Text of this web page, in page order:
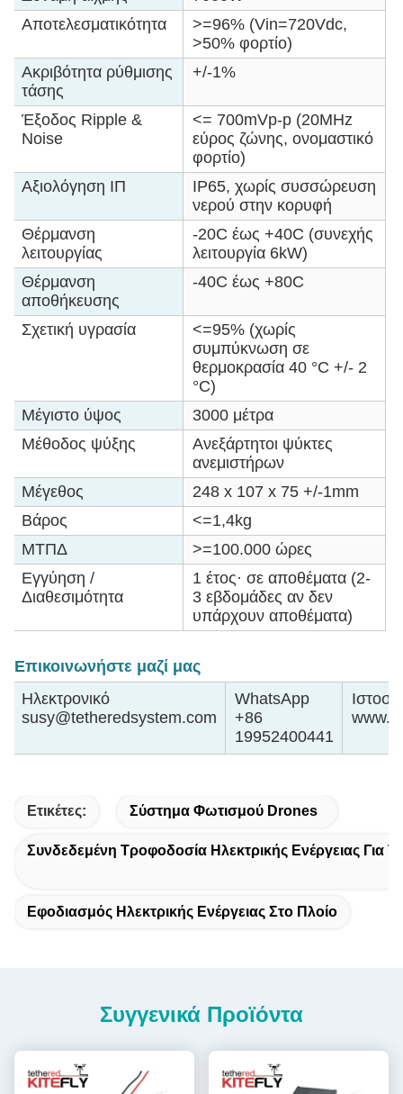
Αποτελεσματικότητα
>=96% (Vin=720Vdc,
>50% φορτίο)
Ακριβότητα ρύθμισης
τάσης
+/-1%
Έξοδος Ripple &
Noise
<= 700mVp-p (20MHz
εύρος ζώνης, ονομαστικό
φορτίο)
Αξιολόγηση ΙΠ
IP65, χωρίς συσσώρευση
νερού στην κορυφή
Θέρμανση
λειτουργίας
-20C έως +40C (συνεχής
λειτουργία 6kW)
Θέρμανση
αποθήκευσης
-40C έως +80C
Σχετική υγρασία
<=95% (χωρίς
συμπύκνωση σε
θερμοκρασία 40 °C +/- 2
°C)
Μέγιστο ύψος
3000 μέτρα
Μέθοδος ψύξης
Ανεξάρτητοι ψύκτες
ανεμιστήρων
Μέγεθος
248 x 107 x 75 +/-1mm
Βάρος
<=1,4kg
ΜΤΠΔ
>=100.000 ώρες
Εγγύηση /
Διαθεσιμότητα
1 έτος· σε αποθέματα (2-
3 εβδομάδες αν δεν
υπάρχουν αποθέματα)
Επικοινωνήστε μαζί μας
Ηλεκτρονικό
susy@tetheredsystem.com
WhatsApp
+86
19952400441
Ετικέτες: Σύστημα Φωτισμού Drones
Συνδεδεμένη Τροφοδοσία Ηλεκτρικής Ενέργειας Για
Εφοδιασμός Ηλεκτρικής Ενέργειας Στο Πλοίο
Συγγενικά Προϊόντα